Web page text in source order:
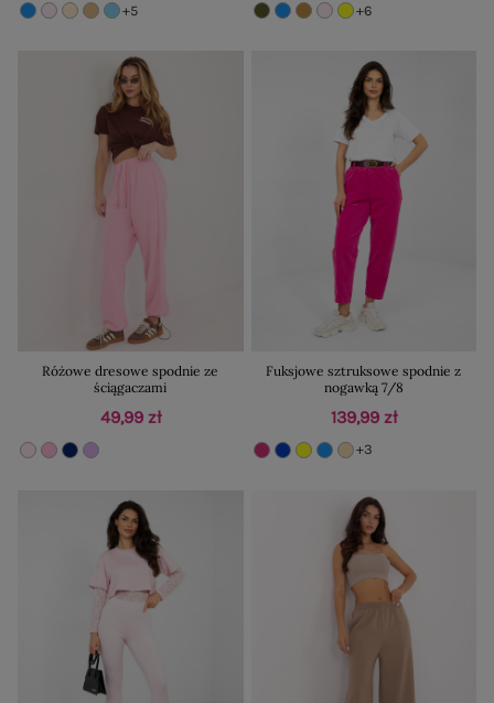
+5 +6
Różowe dresowe spodnie ze
ściągaczami
49,99 zł
Fuksjowe sztruksowe spodnie z
nogawką 7/8
139,99 zł
+3